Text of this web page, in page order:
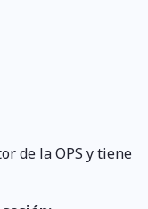
de la OPS y tiene